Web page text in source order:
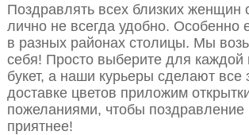
Поздравлять всех близких женщин
лично не всегда удобно. Особенно
в разных районах столицы. Мы
себя! Просто выберите для
букет, а наши курьеры сделают все
доставке цветов приложим
пожеланиями, чтобы
приятнее!